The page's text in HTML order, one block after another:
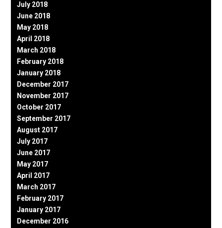
July 2018
June 2018
May 2018
April 2018
March 2018
February 2018
January 2018
December 2017
November 2017
October 2017
September 2017
August 2017
July 2017
June 2017
May 2017
April 2017
March 2017
February 2017
January 2017
December 2016